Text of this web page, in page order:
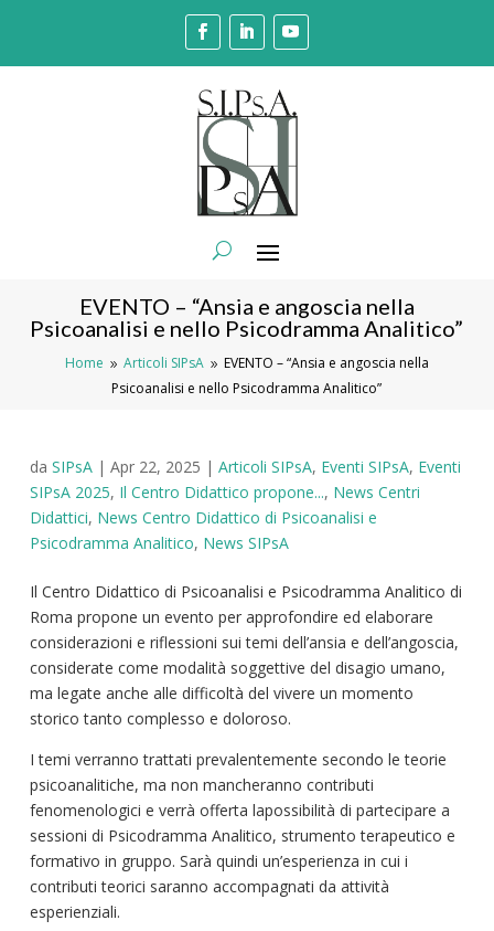
EVENTO – “Ansia e angoscia nella
Psicoanalisi e nello Psicodramma Analitico”
Home 9 Articoli SIPsA 9 EVENTO – “Ansia e angoscia nella
Psicoanalisi e nello Psicodramma Analitico”
da SIPsA| Apr 22, 2025 | Articoli SIPsA, Eventi SIPsA, Eventi
SIPsA 2025, Il Centro Didattico propone..., News Centri
Didattici, News Centro Didattico di Psicoanalisi e
Psicodramma Analitico, News SIPsA
Il Centro Didattico di Psicoanalisi e Psicodramma Analitico di
Roma propone un evento per approfondire ed elaborare
considerazioni e riflessioni sui temi dell’ansia e dell’angoscia,
considerate come modalità soggettive del disagio umano,
ma legate anche alle difficoltà del vivere un momento
storico tanto complesso e doloroso.
I temi verranno trattati prevalentemente secondo le teorie
psicoanalitiche, ma non mancheranno contributi
fenomenologici e verrà offerta lapossibilità di partecipare a
sessioni di Psicodramma Analitico, strumento terapeutico e
formativo in gruppo. Sarà quindi un’esperienza in cui i
contributi teorici saranno accompagnati da attività
esperienziali.